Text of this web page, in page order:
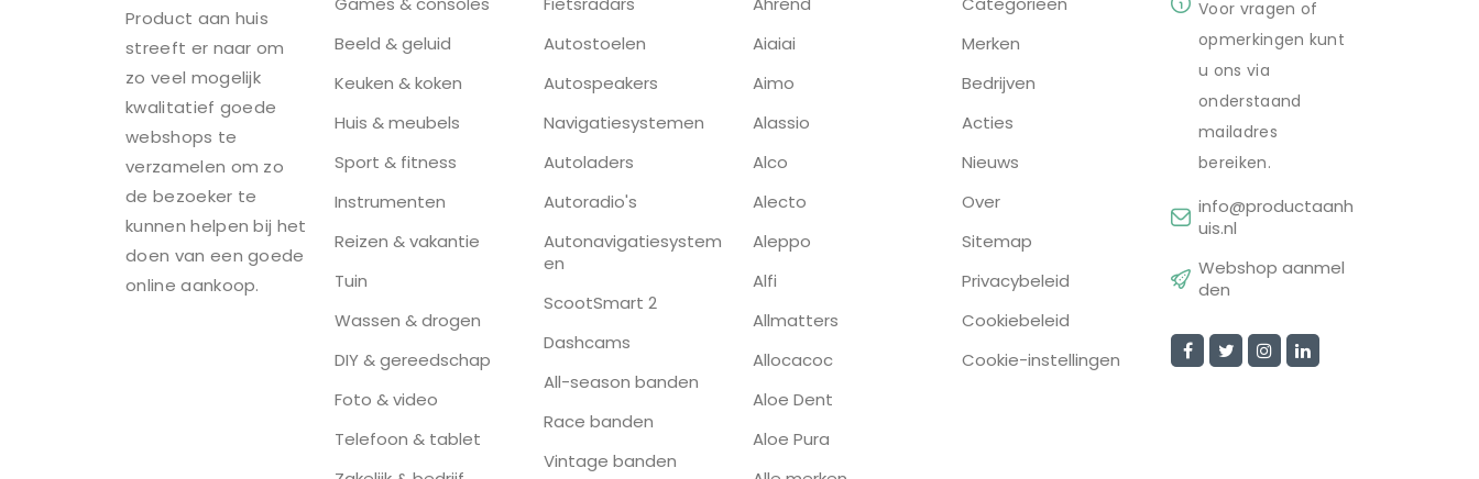
Product aan huis
streeft er naar om
zo veel mogelijk
kwalitatief goede
webshops te
verzamelen om zo
de bezoeker te
kunnen helpen bij het
doen van een goede
online aankoop.
Beeld & geluid
Keuken & koken
Huis & meubels
Sport & fitness
Instrumenten
Reizen & vakantie
Tuin
Wassen & drogen
DIY & gereedschap
Foto & video
Telefoon & tablet
Autostoelen
Autospeakers
Navigatiesystemen
Autoladers
Autoradio's
Autonavigatiesystem
en
ScootSmart 2
Dashcams
All-season banden
Race banden
Vintage banden
Aiaiai
Aimo
Alassio
Alco
Alecto
Aleppo
Alfi
Allmatters
Allocacoc
Aloe Dent
Aloe Pura
Merken
Bedrijven
Acties
Nieuws
Over
Sitemap
Privacybeleid
Cookiebeleid
Cookie-instellingen
Voor vragen of
opmerkingen kunt
u ons via
onderstaand
mailadres
bereiken.
info@productaanh
uis.nl
Webshop aanmel
den